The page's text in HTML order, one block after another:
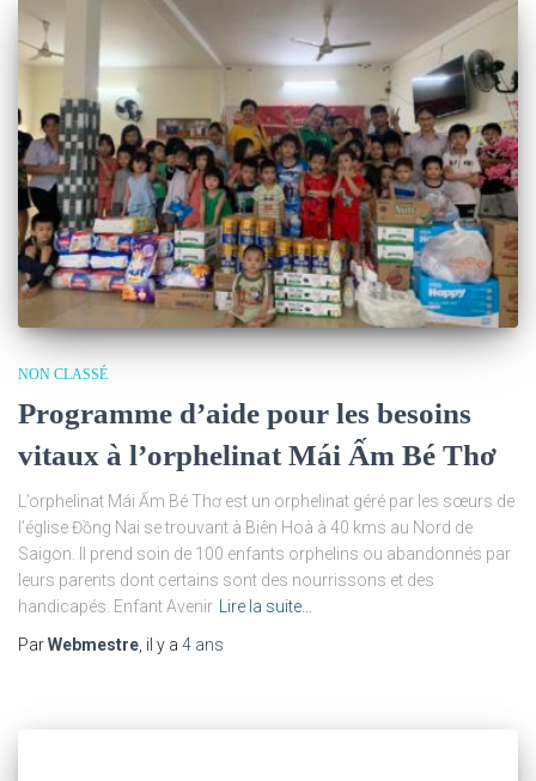
NON CLASSÉ
Programme d’aide pour les besoins
vitaux à l’orphelinat Mái Ấm Bé Thơ
L’orphelinat Mái Ấm Bé Thơ est un orphelinat géré par les sœurs de
l’église Đồng Nai se trouvant à Biên Hoà à 40 kms au Nord de
Saigon. Il prend soin de 100 enfants orphelins ou abandonnés par
leurs parents dont certains sont des nourrissons et des
handicapés. Enfant Avenir Lire la suite…
ParWebmestre, il y a 4 ans